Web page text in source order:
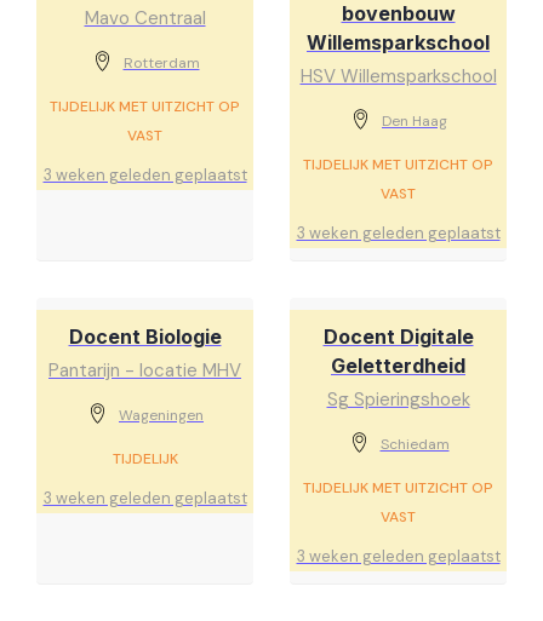
Mavo Centraal
Rotterdam
TIJDELIJK MET UITZICHT OP
VAST
3 weken geleden geplaatst
bovenbouw
Willemsparkschool
HSV Willemsparkschool
Den Haag
TIJDELIJK MET UITZICHT OP
VAST
3 weken geleden geplaatst
Docent Biologie
Pantarijn - locatie MHV
Wageningen
TIJDELIJK
3 weken geleden geplaatst
Docent Digitale
Geletterdheid
Sg Spieringshoek
Schiedam
TIJDELIJK MET UITZICHT OP
VAST
3 weken geleden geplaatst